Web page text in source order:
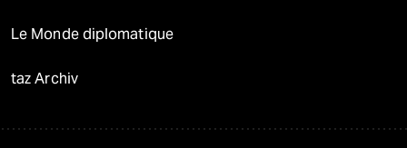
Le Monde diplomatique
taz Archiv